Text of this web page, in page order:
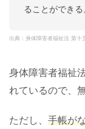
ることができる
出典：身体障害者福祉法 第十
身体障害者福祉
れているので、
ただし、 手帳が